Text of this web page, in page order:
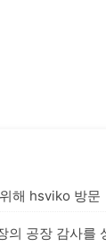
해 hsviko 방문
의 공장 감사를